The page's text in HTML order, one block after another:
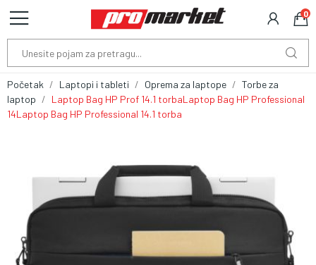
0
Početak Laptopi i tableti Oprema za laptope
Torbe za
laptop
Laptop Bag HP Prof 14.1 torbaLaptop Bag HP Professional
14Laptop Bag HP Professional 14.1 torba